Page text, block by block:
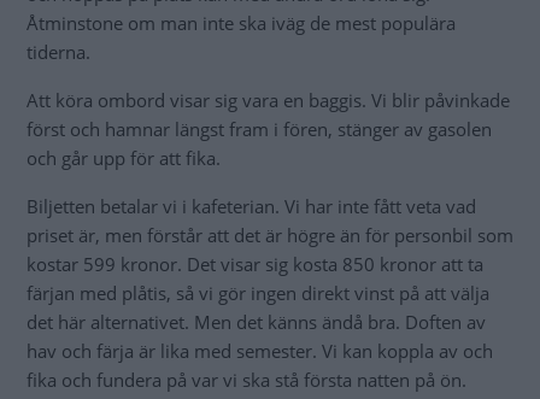
Det kan gå att ta färjan med större ekipage. Kontakta bolaget och kolla.